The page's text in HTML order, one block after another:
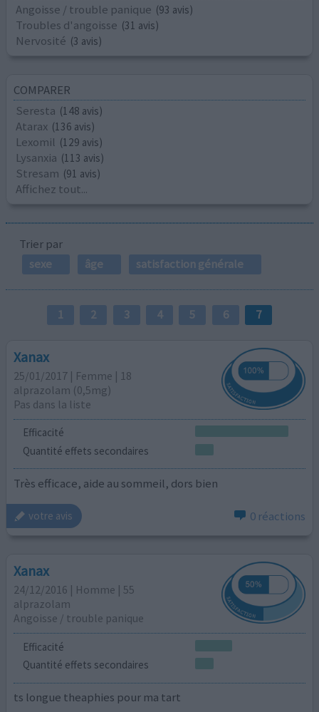
Angoisse / trouble panique (93 avis)
Troubles d'angoisse (31 avis)
Nervosité (3 avis)
COMPARER
Seresta (148 avis)
Atarax (136 avis)
Lexomil (129 avis)
Lysanxia (113 avis)
Stresam (91 avis)
Affichez tout...
Trier par
sexe
âge satisfaction générale
1 2 3 4 5 6 7
Xanax
25/01/2017 | Femme | 18
alprazolam (0,5mg)
Pas dans la liste
Efficacité
Quantité effets secondaires
Très efficace, aide au sommeil, dors bien
votre avis 0 réactions
Xanax
24/12/2016 | Homme | 55
alprazolam
Angoisse / trouble panique
Efficacité
Quantité effets secondaires
ts longue theaphies pour ma tart